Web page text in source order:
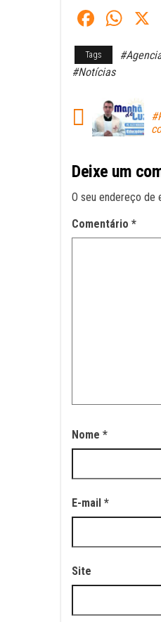
Fa
ce
bo
ok
W
ts
pp
Tags
#Notícias
Deixe um
O seu endereço de
Comentário *
Nome *
E-mail *
Site